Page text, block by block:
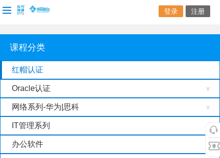
登录 注册
课程分类
红帽认证
>
Oracle认证
>
网络系列-华为|思科
>
IT管理系列
>
办公软件